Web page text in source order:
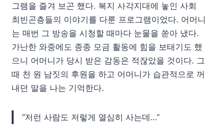
그램을 즐겨 보곤 했다. 복지 사각지대에 놓인 사회
최빈곤층들의 이야기를 다룬 프로그램이었다. 어머니
는 매번 그 방송을 시청할 때마다 눈물을 쏟아 냈다.
가난한 와중에도 종종 모금 활동에 힘을 보태기도 했
으니 어머니가 당시 받은 감동은 적잖았을 것이다. 그
때 천 원 남짓의 후원을 하고 어머니가 습관적으로 꺼
내던 말을 나는 기억한다.
“저런 사람도 저렇게 열심히 사는데…”